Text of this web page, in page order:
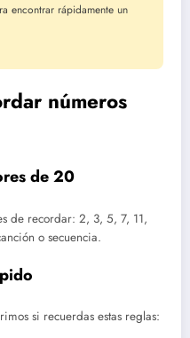
encontrar rápidamente un
números
de 20
de recordar: 2, 3, 5, 7, 11,
o secuencia.
si recuerdas estas reglas: